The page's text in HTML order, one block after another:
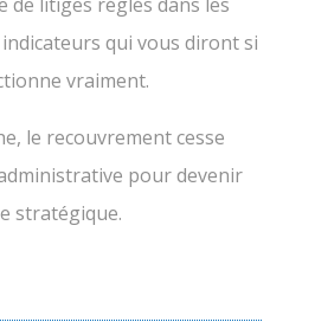
indicateurs qui vous diront si
vraiment.
le recouvrement cesse
pour devenir
stratégique.